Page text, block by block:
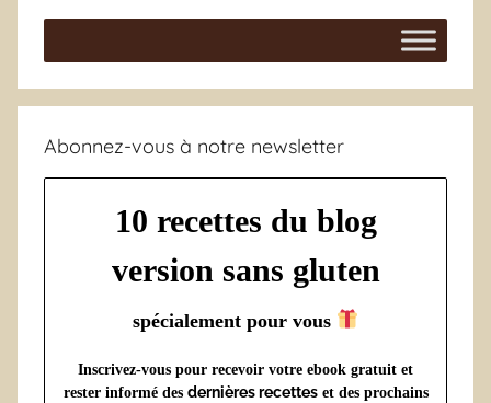
Abonnez-vous à notre newsletter
10 recettes du blog
version sans gluten
spécialement pour vous
Inscrivez-vous pour recevoir votre ebook gratuit et
rester informé des dernières recettes et des prochains